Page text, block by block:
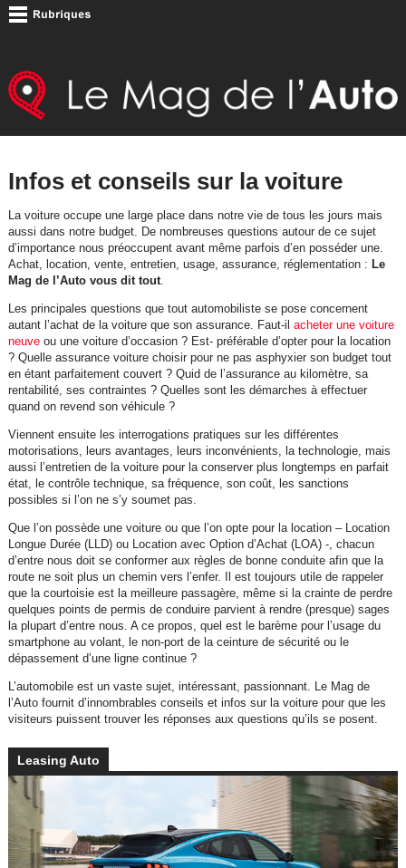
Infos et conseils sur la voiture
La voiture occupe une large place dans notre vie de tous les jours mais
aussi dans notre budget. De nombreuses questions autour de ce sujet
d’importance nous préoccupent avant même parfois d’en posséder une.
Achat, location, vente, entretien, usage, assurance, réglementation : Le
Mag de l’Auto vous dit tout.
Les principales questions que tout automobiliste se pose concernent
autant l’achat de la voiture que son assurance. Faut-il acheter une voiture
neuveou une voiture d’occasion ? Est- préférable d’opter pour la location
? Quelle assurance voiture choisir pour ne pas asphyxier son budget tout
en étant parfaitement couvert ? Quid de l’assurance au kilomètre, sa
rentabilité, ses contraintes ? Quelles sont les démarches à effectuer
quand on revend son véhicule ?
Viennent ensuite les interrogations pratiques sur les différentes
motorisations, leurs avantages, leurs inconvénients, la technologie, mais
aussi l’entretien de la voiture pour la conserver plus longtemps en parfait
état, le contrôle technique, sa fréquence, son coût, les sanctions
possibles si l’on ne s’y soumet pas.
Que l’on possède une voiture ou que l’on opte pour la location – Location
Longue Durée (LLD) ou Location avec Option d’Achat (LOA) -, chacun
d’entre nous doit se conformer aux règles de bonne conduite afin que la
route ne soit plus un chemin vers l’enfer. Il est toujours utile de rappeler
que la courtoisie est la meilleure passagère, même si la crainte de perdre
quelques points de permis de conduire parvient à rendre (presque) sages
la plupart d’entre nous. A ce propos, quel est le barème pour l’usage du
smartphone au volant, le non-port de la ceinture de sécurité ou le
dépassement d’une ligne continue ?
L’automobile est un vaste sujet, intéressant, passionnant. Le Mag de
l’Auto fournit d’innombrables conseils et infos sur la voiture pour que les
visiteurs puissent trouver les réponses aux questions qu’ils se posent.
Leasing Auto